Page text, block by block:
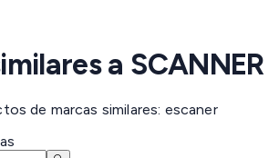
a SCANNER
de marcas similares: escaner